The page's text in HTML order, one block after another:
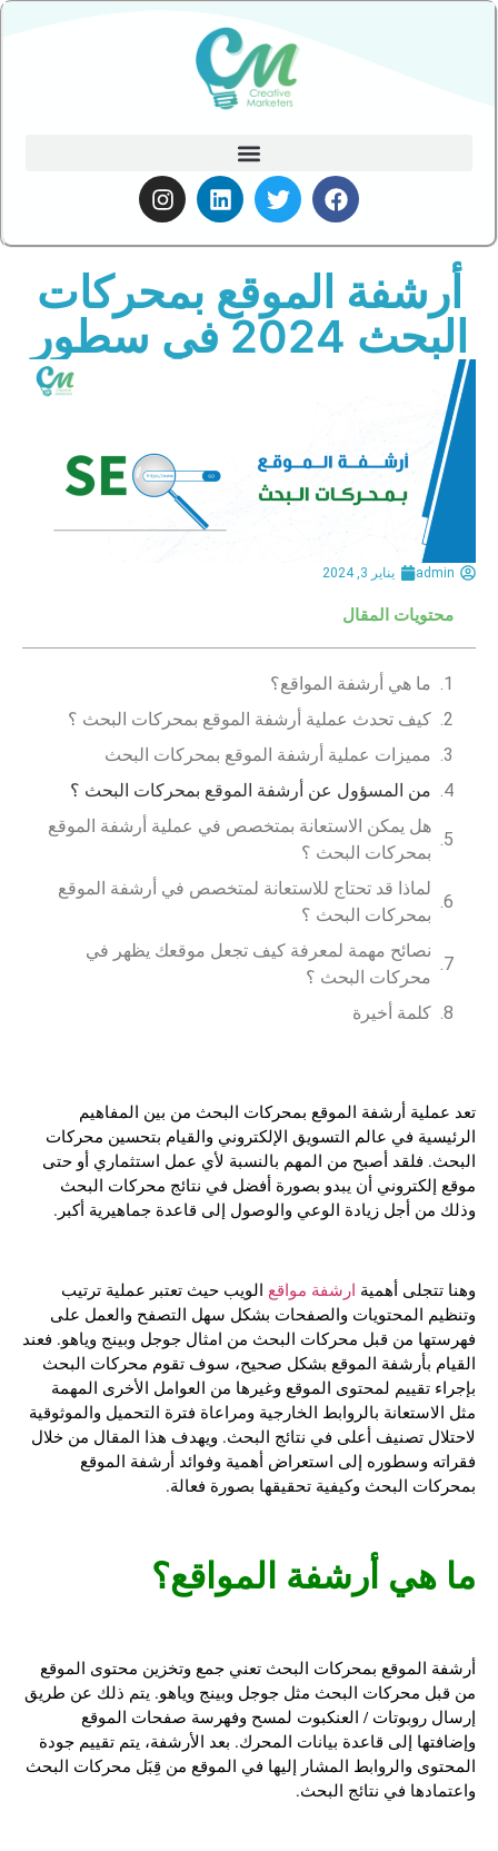
أرشفة الموقع بمحركات
البحث 2024 في سطور
admin يناير 3, 2024
محتويات المقال
ما هي أرشفة المواقع؟
كيف تحدث عملية أرشفة الموقع بمحركات البحث ؟
مميزات عملية أرشفة الموقع بمحركات البحث
من المسؤول عن أرشفة الموقع بمحركات البحث ؟
هل يمكن الاستعانة بمتخصص في عملية أرشفة الموقع
بمحركات البحث ؟
لماذا قد تحتاج للاستعانة لمتخصص في أرشفة الموقع
بمحركات البحث ؟
نصائح مهمة لمعرفة كيف تجعل موقعك يظهر في
محركات البحث ؟
كلمة أخيرة
تعد عملية أرشفة الموقع بمحركات البحث من بين المفاهيم
الرئيسية في عالم التسويق الإلكتروني والقيام بتحسين محركات
البحث. فلقد أصبح من المهم بالنسبة لأي عمل استثماري أو حتى
موقع إلكتروني أن يبدو بصورة أفضل في نتائج محركات البحث
وذلك من أجل زيادة الوعي والوصول إلى قاعدة جماهيرية أكبر.
وهنا تتجلى أهمية ارشفة مواقع الويب حيث تعتبر عملية ترتيب
وتنظيم المحتويات والصفحات بشكل سهل التصفح والعمل على
فهرستها من قبل محركات البحث من امثال جوجل وبينج وياهو. فعند
القيام بأرشفة الموقع بشكل صحيح، سوف تقوم محركات البحث
بإجراء تقييم لمحتوى الموقع وغيرها من العوامل الأخرى المهمة
مثل الاستعانة بالروابط الخارجية ومراعاة فترة التحميل والموثوقية
لاحتلال تصنيف أعلى في نتائج البحث. ويهدف هذا المقال من خلال
فقراته وسطوره إلى استعراض أهمية وفوائد أرشفة الموقع
بمحركات البحث وكيفية تحقيقها بصورة فعالة.
ما هي أرشفة المواقع؟
أرشفة الموقع بمحركات البحث تعني جمع وتخزين محتوى الموقع
من قبل محركات البحث مثل جوجل وبينج وياهو. يتم ذلك عن طريق
إرسال روبوتات / العنكبوت لمسح وفهرسة صفحات الموقع
وإضافتها إلى قاعدة بيانات المحرك. بعد الأرشفة، يتم تقييم جودة
المحتوى والروابط المشار إليها في الموقع من قِبَل محركات البحث
واعتمادها في نتائج البحث.